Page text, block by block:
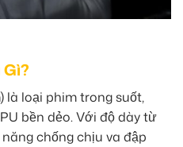
là loại phim trong suốt,
bền dẻo. Với độ dày từ
chống chịu va đập